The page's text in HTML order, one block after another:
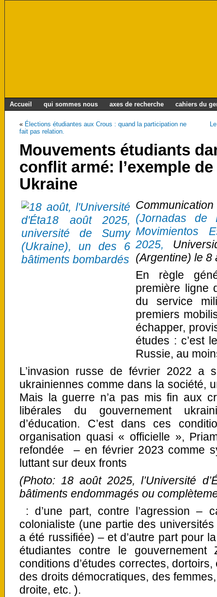
Accueil qui sommes nous axes de recherche cahiers du
« Élections étudiantes aux Crous : quand la participation ne
fait pas relation.
Mouvements étudiants
conflit armé: l’exemple
Ukraine
(Jornadas de
Movimientos
2025,
(Argentine) le 8
En règle
première ligne
du service
premiers
échapper,
études : c’est
Russie, au
L’invasion russe de février 2022 a
ukrainiennes comme dans la société,
Mais la guerre n’a pas mis fin aux
libérales du gouvernement
d’éducation. C’est dans ces
organisation quasi « officielle »,
refondée – en février 2023 comme
luttant sur deux fronts
(Photo: 18 août 2025, l’Université
bâtiments endommagés ou
: d’une part, contre l’agression –
colonialiste (une partie des
a été russifiée) – et d’autre part pour
étudiantes contre le gouvernement
conditions d’études correctes,
des droits démocratiques, des
droite, etc. ).